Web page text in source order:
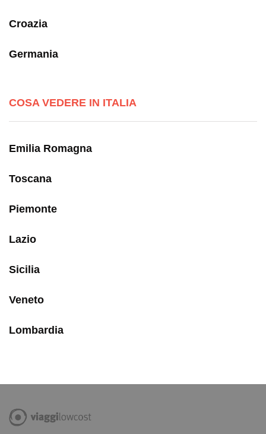
Croazia
Germania
COSA VEDERE IN ITALIA
Emilia Romagna
Toscana
Piemonte
Lazio
Sicilia
Veneto
Lombardia